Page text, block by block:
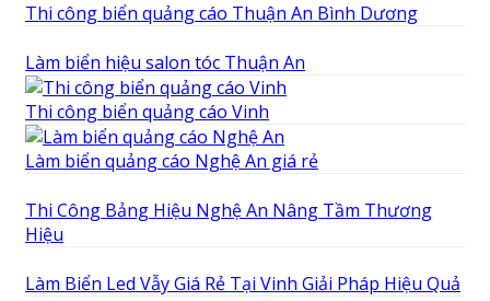
Thi công biển quảng cáo Thuận An Bình Dương
Làm biển hiệu salon tóc Thuận An
Thi công biển quảng cáo Vinh
Làm biển quảng cáo Nghệ An giá rẻ
Thi Công Bảng Hiệu Nghệ An Nâng Tầm Thương
Hiệu
Làm Biển Led Vẫy Giá Rẻ Tại Vinh Giải Pháp Hiệu Quả